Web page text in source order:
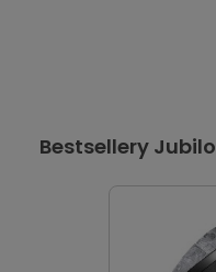
Bestsellery Jubilo